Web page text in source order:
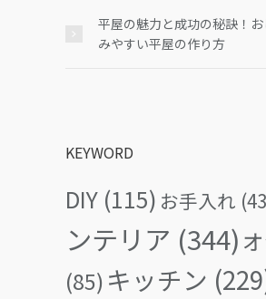
平屋の魅力と成功の秘訣！
みやすい平屋の作り方
KEYWORD
DIY (115) お手入れ
ンテリア (344)
(85) キッチン